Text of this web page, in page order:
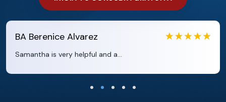
and a...
Eboni Bowie